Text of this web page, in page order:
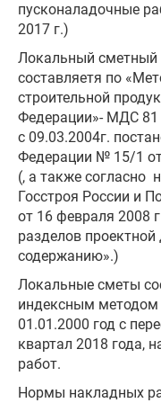
пусконаладочные
2017 г.)
Локальный сметный
составляетя по
строительной
Федерации»- МДС 81
с 09.03.2004г.
Федерации № 15/1 от
(, а также согласно
Госстроя России и
от 16 февраля 2008
разделов
содержанию».)
Локальные сметы
индексным методом
01.01.2000 год с
квартал 2018 года,
работ.
Нормы накладных